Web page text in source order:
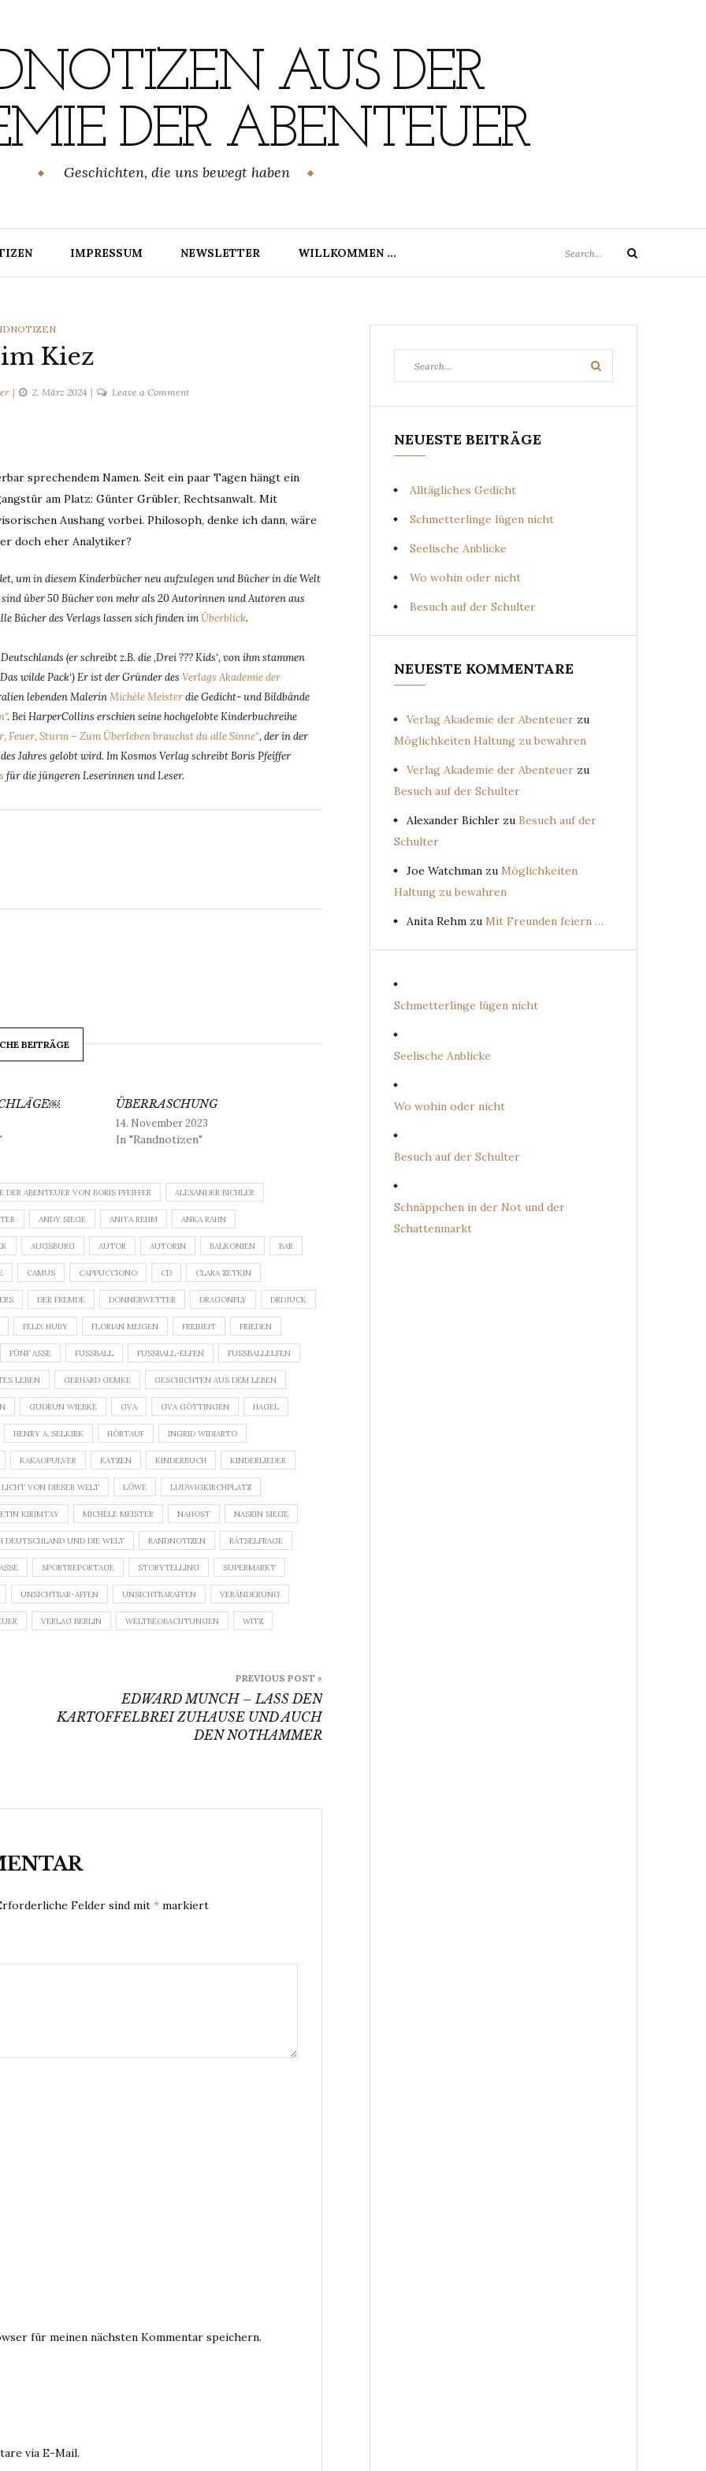
AUS DER
DER ABENTEUER
Geschichten, die uns bewegt haben
IMPRESSUM NEWSLETTER WILLKOMMEN …
for:
Search
Kiez
2. März 2024 Leave a Commenton
sprechendem Namen. Seit ein paar Tagen hängt ein
am Platz: Günter Grübler, Rechtsanwalt. Mit
Aushang vorbei. Philosoph, denke ich dann, wäre
doch eher Analytiker?
um in diesem Kinderbücher neu aufzulegen und Bücher in die Welt
über 50 Bücher von mehr als 20 Autorinnen und Autoren aus
Bücher des Verlags lassen sich finden imÜberblick.
(er schreibt z.B. die ‚Drei ??? Kids‘, von ihm stammen
wilde Pack‘) Er ist der Gründer des Verlags Akademie der
lebenden MalerinMichèle Meisterdie Gedicht- und Bildbände
. Bei HarperCollins erschien seine hochgelobte Kinderbuchreihe
Feuer, Sturm – Zum Überleben brauchst du alle Sinne“, der in der
Jahres gelobt wird. Im Kosmos Verlag schreibt Boris Pfeiffer
für die jüngeren Leserinnen und Leser.
BEITRÄGE
ÜBERRASCHUNG
14. November 2023
In "Randnotizen"
DER ABENTEUER VON BORIS PFEIFFER ALEXANDER BICHLER
ANDY SIEGE ANITA REHM ANKA RAHN
AUGSBURG AUTOR AUTORIN BALKONIEN BAR
CAMUS CAPPUCCIONO CD CLARA ZETKIN
DER FREMDE DONNERWETTER DRAGONFLY DRDJUCK
FELIX HUBY FLORIAN MEIGEN FREIHEIT FRIEDEN
FÜNF ASSE FUSSBALL FUSSBALL-ELFEN FUSSBALLELFEN
LEBEN GERHARD GEMKE GESCHICHTEN AUS DEM LEBEN
GUDRUN WIEBKE GVA GVA GÖTTINGEN HAGEL
HENRY A. SELKIRK HÖRTAUF INGRID WIDIARTO
KAKAOPULVER KATZEN KINDERBUCH KINDERLIEDER
LICHT VON DIESER WELT LÖWE LUDWIGKIRCHPLATZ
KIRIMTAY MICHÈLE MEISTER NAHOST NASRIN SIEGE
DEUTSCHLAND UND DIE WELT RANDNOTIZEN RÄTSELFRAGE
SPORTREPORTAGE STORYTELLING SUPERMARKT
UNSICHTBAR-AFFEN UNSICHTBARAFFEN VERÄNDERUNG
VERLAG BERLIN WELTBEOBACHTUNGEN WITZ
PREVIOUS POST »
EDWARD MUNCH – LASS DEN
KARTOFFELBREI ZUHAUSE UND AUCH
DEN NOTHAMMER
Felder sind mit * markiert
für meinen nächsten Kommentar speichern.
via E-Mail.
for:
Search
NEUESTE BEITRÄGE
Alltägliches Gedicht
Schmetterlinge lügen nicht
Seelische Anblicke
Wo wohin oder nicht
Besuch auf der Schulter
NEUESTE KOMMENTARE
Verlag Akademie der Abenteuer zu
Möglichkeiten Haltung zu bewahren
Verlag Akademie der Abenteuer zu
Besuch auf der Schulter
Alexander Bichler zu Besuch auf der
Schulter
Joe Watchman zu Möglichkeiten
Haltung zu bewahren
Anita Rehm zu Mit Freunden feiern …
Schmetterlinge lügen nicht
Seelische Anblicke
Wo wohin oder nicht
Besuch auf der Schulter
Schnäppchen in der Not und der
Schattenmarkt